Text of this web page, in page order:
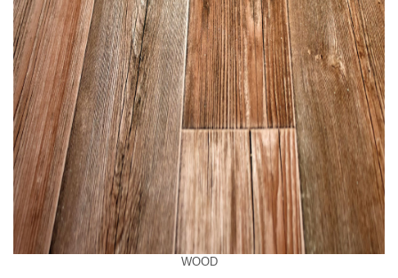
WOOD